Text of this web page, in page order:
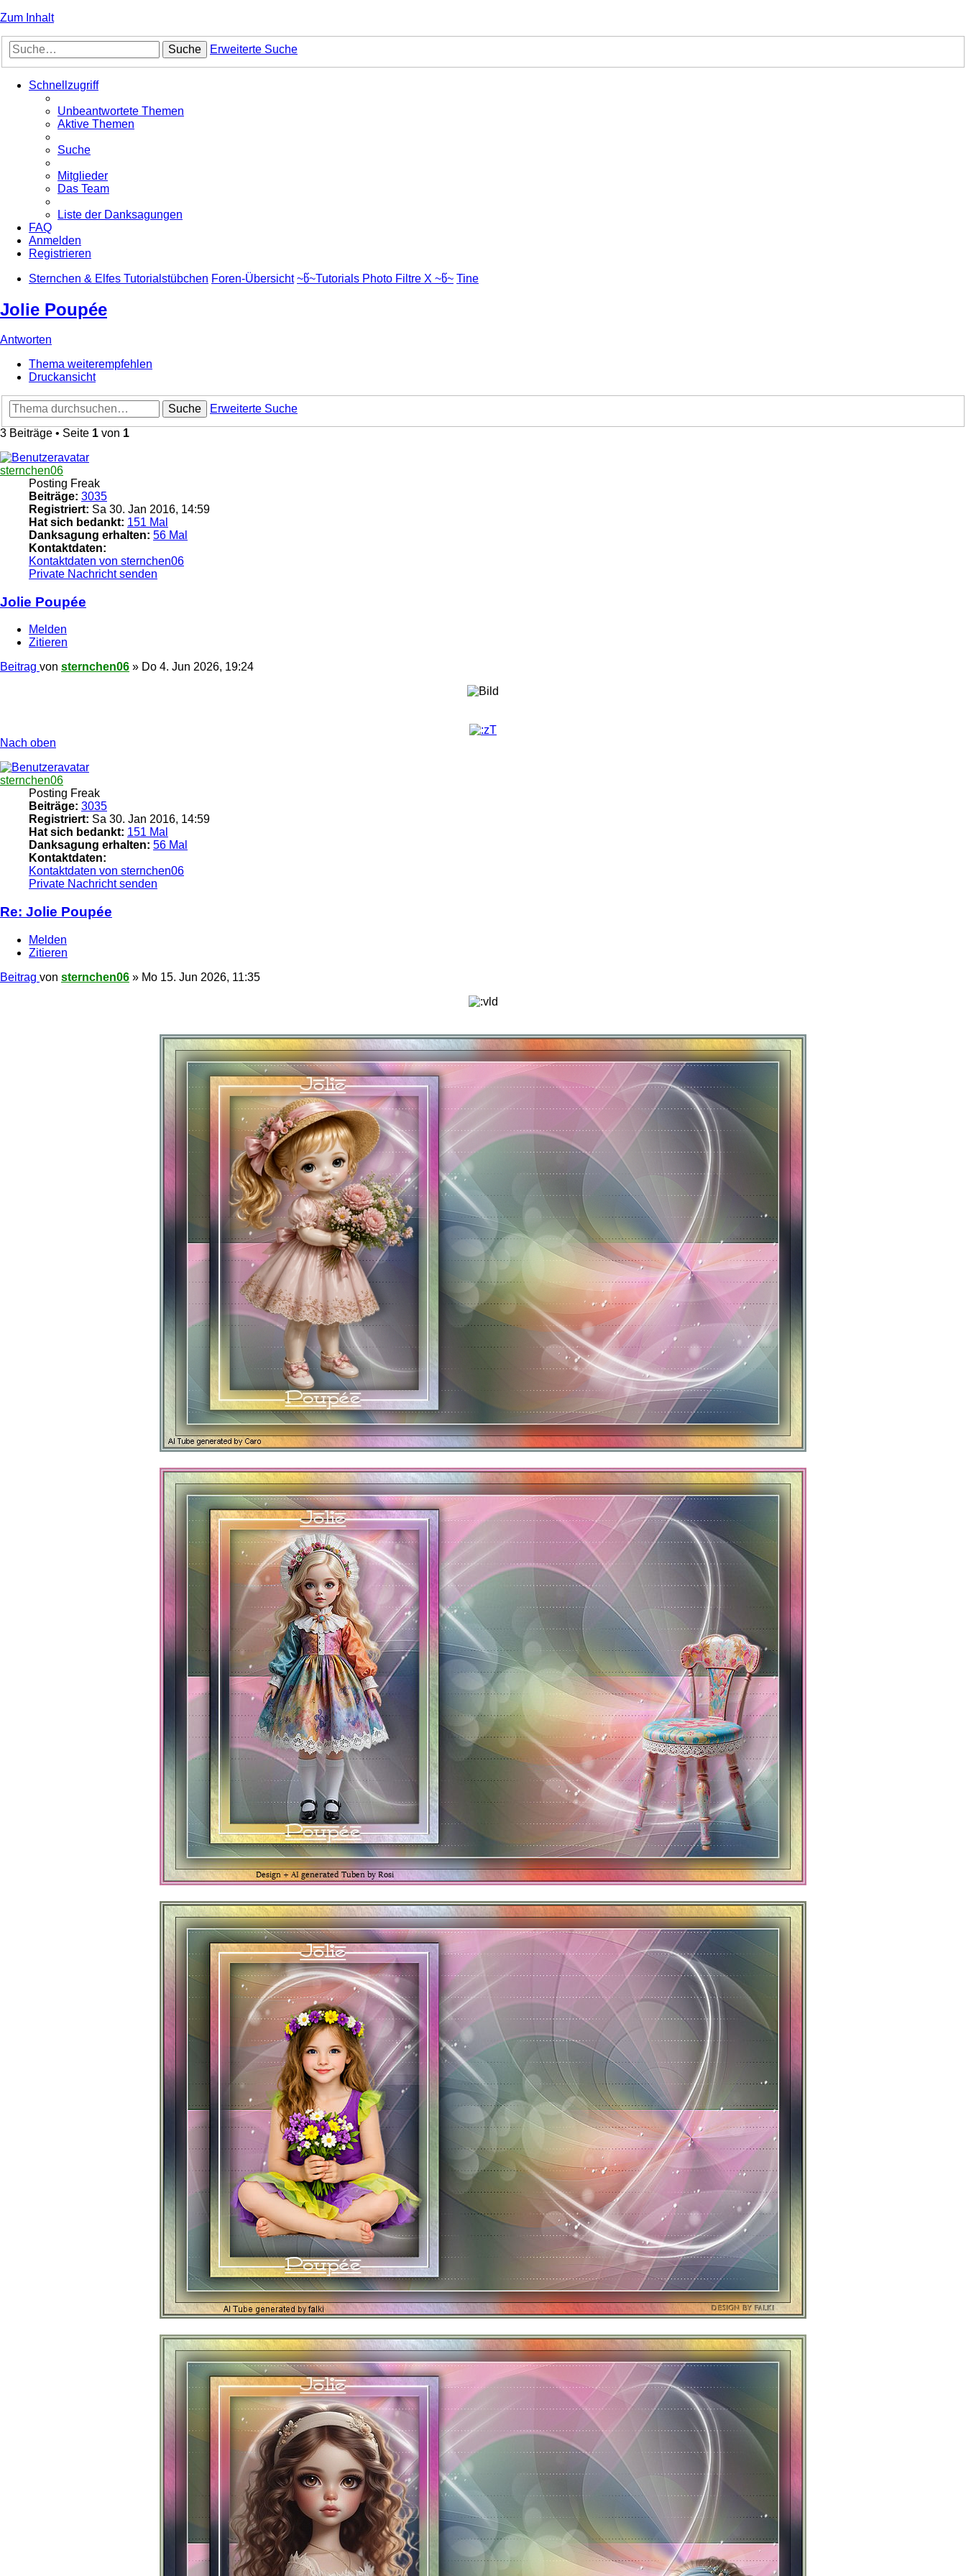
Zum Inhalt
Suche Erweiterte Suche
Schnellzugriff
Unbeantwortete Themen
Aktive Themen
Suche
Mitglieder
Das Team
Liste der Danksagungen
FAQ
Anmelden
Registrieren
Sternchen & Elfes Tutorialstübchen Foren-Übersicht ~წ~Tutorials Photo Filtre X ~წ~ Tine
Jolie Poupée
Antworten
Thema weiterempfehlen
Druckansicht
Suche
Erweiterte Suche
3 Beiträge • Seite 1 von 1
sternchen06
Posting Freak
Beiträge: 3035
Registriert: Sa 30. Jan 2016, 14:59
Hat sich bedankt: 151 Mal
Danksagung erhalten: 56 Mal
Kontaktdaten:
Kontaktdaten von sternchen06
Private Nachricht senden
Jolie Poupée
Melden
Zitieren
Beitrag von sternchen06 » Do 4. Jun 2026, 19:24
Nach oben
sternchen06
Posting Freak
Beiträge: 3035
Registriert: Sa 30. Jan 2016, 14:59
Hat sich bedankt: 151 Mal
Danksagung erhalten: 56 Mal
Kontaktdaten:
Kontaktdaten von sternchen06
Private Nachricht senden
Re: Jolie Poupée
Melden
Zitieren
Beitrag von sternchen06 » Mo 15. Jun 2026, 11:35